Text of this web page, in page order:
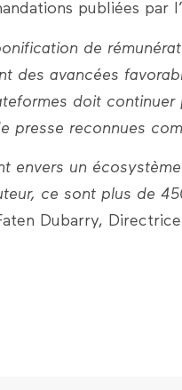
publiées par
de
des avancées
doit
presse reconnues
envers un
ce sont plus de
Dubarry,